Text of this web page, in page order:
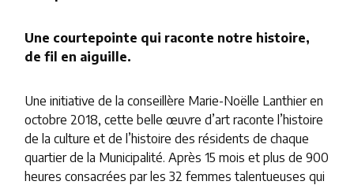
Une courtepointe qui raconte notre histoire,
de fil en aiguille.
Une initiative de la conseillère Marie-Noëlle Lanthier en
octobre 2018, cette belle œuvre d’art raconte l’histoire
de la culture et de l’histoire des résidents de chaque
quartier de la Municipalité. Après 15 mois et plus de 900
heures consacrées par les 32 femmes talentueuses qui